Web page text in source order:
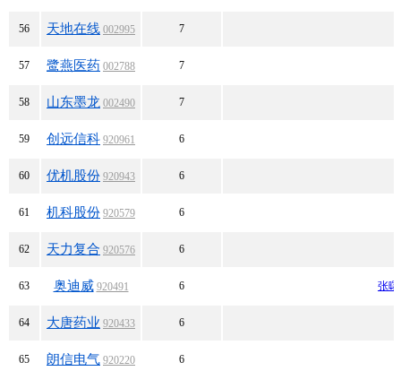
56 天地在线 002995 7
57 鹭燕医药 002788 7
58 山东墨龙 002490 7
59 创远信科 920961 6
60 优机股份 920943 6
61 机科股份 920579 6
62 天力复合 920576 6
63 奥迪威 920491 6 张
64 大唐药业 920433 6
65 朗信电气 920220 6